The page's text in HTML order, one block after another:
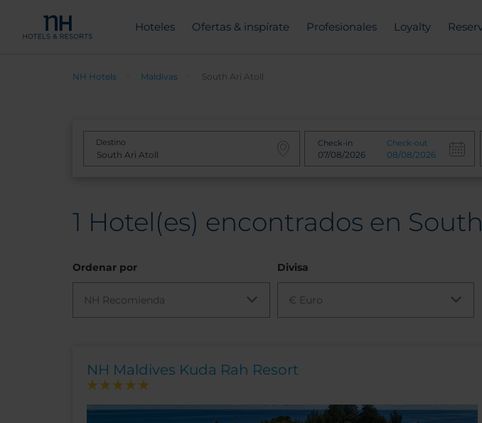
Hoteles Ofertas & inspírate Profesionales Loyalty
NH Hotels Maldivas South Ari Atoll
Destino Check-in Check-out
1 Hotel(es) encontrados en
Ordenar por
NH Recomienda
Divisa
€ Euro
NH Maldives Kuda Rah Resort